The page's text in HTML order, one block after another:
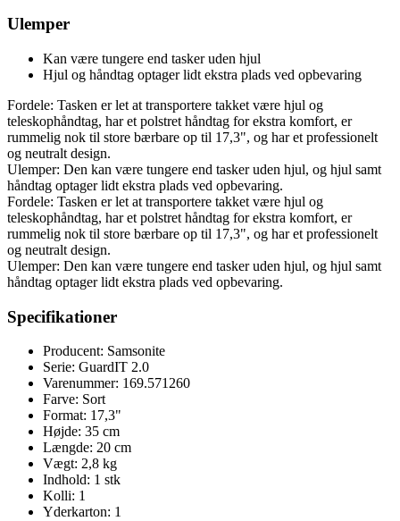
Ulemper
Kan være tungere end tasker uden hjul
Hjul og håndtag optager lidt ekstra plads ved opbevaring
Fordele: Tasken er let at transportere takket være hjul og
teleskophåndtag, har et polstret håndtag for ekstra komfort, er
rummelig nok til store bærbare op til 17,3", og har et professionelt
og neutralt design.
Ulemper: Den kan være tungere end tasker uden hjul, og hjul samt
håndtag optager lidt ekstra plads ved opbevaring.
Fordele: Tasken er let at transportere takket være hjul og
teleskophåndtag, har et polstret håndtag for ekstra komfort, er
rummelig nok til store bærbare op til 17,3", og har et professionelt
og neutralt design.
Ulemper: Den kan være tungere end tasker uden hjul, og hjul samt
håndtag optager lidt ekstra plads ved opbevaring.
Specifikationer
Producent: Samsonite
Serie: GuardIT 2.0
Varenummer: 169.571260
Farve: Sort
Format: 17,3"
Højde: 35 cm
Længde: 20 cm
Vægt: 2,8 kg
Indhold: 1 stk
Kolli: 1
Yderkarton: 1